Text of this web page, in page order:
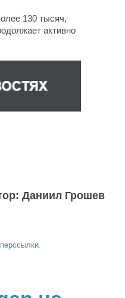
130 тысяч,
активно
Даниил Грошев
.